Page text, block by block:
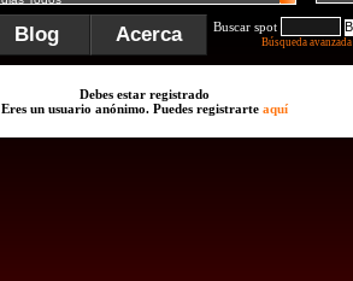
Blog Acerca Buscar spot
Búsqueda avanzada
Debes estar registrado
Eres un usuario anónimo. Puedes registrarte aquí